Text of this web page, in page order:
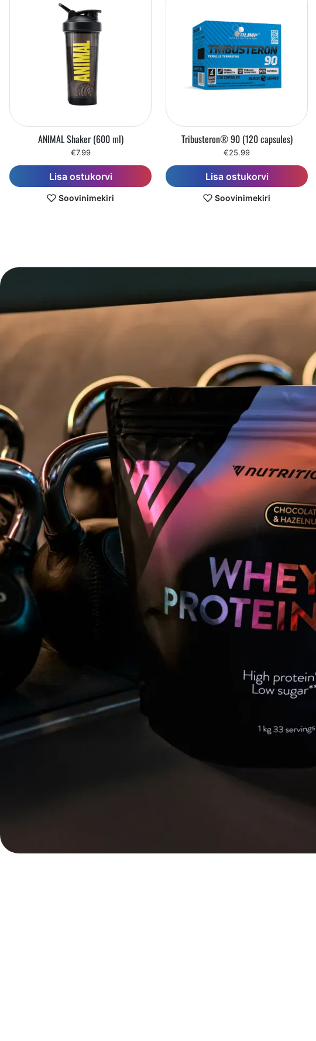
ANIMAL Shaker (600 ml)
€7.99
Lisa ostukorvi
Soovinimekiri
Tribusteron® 90 (120 capsules)
€25.99
Lisa ostukorvi
Soovinimekiri